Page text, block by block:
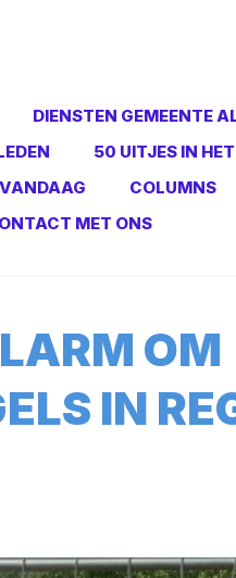
DIENSTEN GEMEENTE
50 UITJES IN
COLUMNS
MET ONS
OM
IN